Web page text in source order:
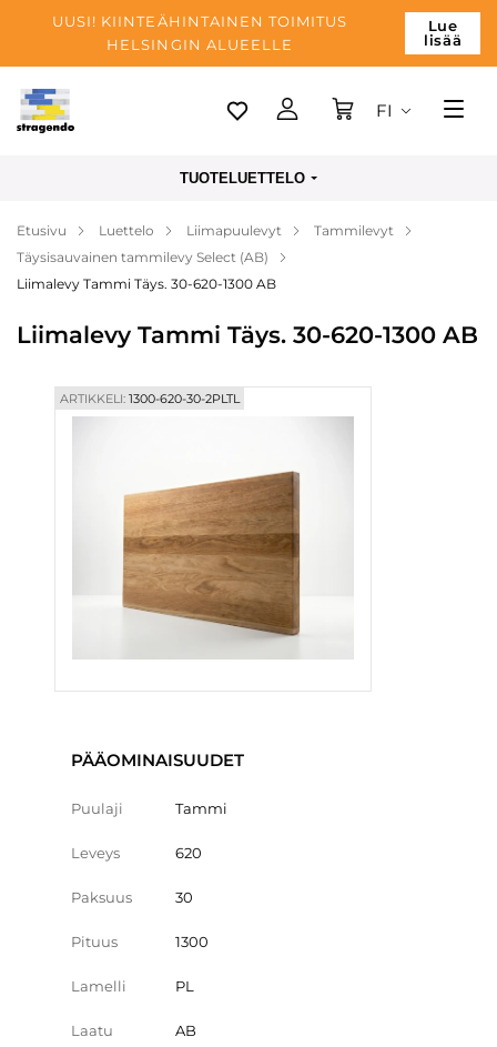
UUSI! KIINTEÄHINTAINEN TOIMITUS
HELSINGIN ALUEELLE
Lue
lisää
Tallinn
Maksu
Yrityksen
Blogi
FI
TUOTELUETTELO
Etusivu Luettelo Liimapuulevyt
Tammilevyt
Täysisauvainen tammilevy Select (AB)
Liimalevy Tammi Täys. 30-620-1300 AB
Liimalevy Tammi Täys. 30-620-1300 AB
ARTIKKELI:1300-620-30-2PLTL
PÄÄOMINAISUUDET
Puulaji Tammi
Leveys 620
Paksuus 30
Pituus 1300
Lamelli PL
Laatu AB